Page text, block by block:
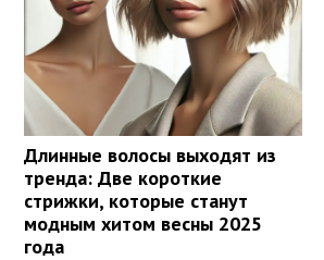
Длинные волосы выходят из
тренда: Две короткие
стрижки, которые станут
модным хитом весны 2025
года